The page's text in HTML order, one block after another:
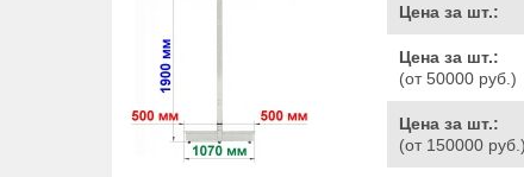
Цена за шт.:
Цена за шт.:
(от 50000 руб.)
Цена за шт.:
(от 150000 руб.)